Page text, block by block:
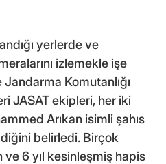
yerlerde ve
izlemekle işe
Komutanlığı
JASAT ekipleri, her iki
Arıkan isimli şahıs
belirledi. Birçok
ve 6 yıl kesinleşmiş hapis